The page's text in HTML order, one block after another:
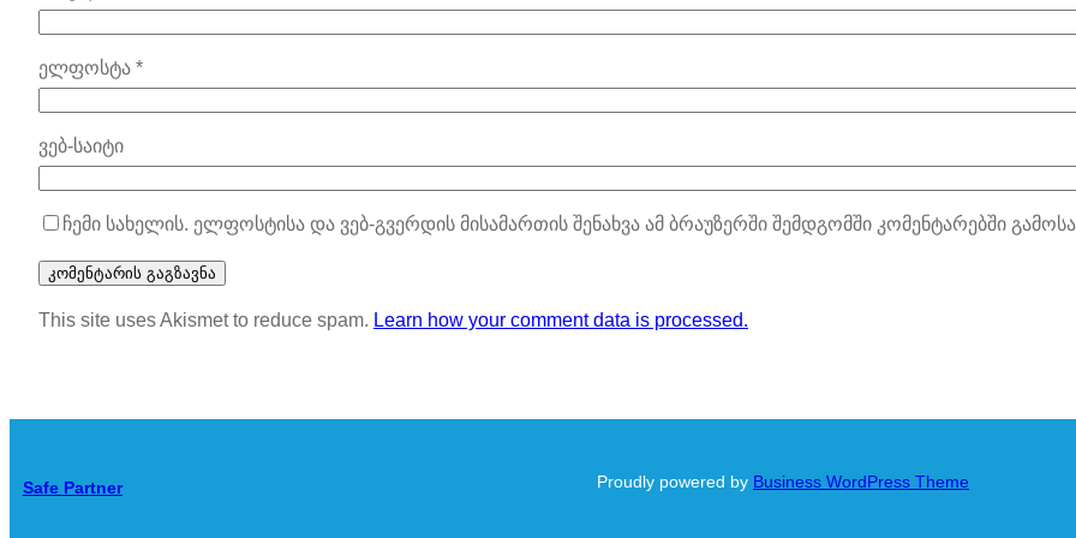
ელფოსტა *
ვებ-საიტი
ჩემი სახელის. ელფოსტისა და ვებ-გვერდის მისამართის შენახვა ამ ბრაუზერში შემდგომში კომენტარებში
This site uses Akismet to reduce spam. Learn how your comment data is processed.
Safe Partner Proudly powered by Business WordPress Theme